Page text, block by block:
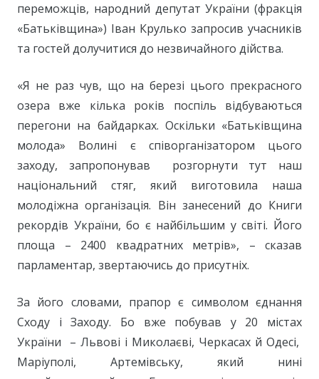
переможців, народний депутат України (фракція
«Батьківщина») Іван Крулько запросив учасників
та гостей долучитися до незвичайного дійства.
«Я не раз чув, що на березі цього прекрасного
озера вже кілька років поспіль відбуваються
перегони на байдарках. Оскільки «Батьківщина
молода» Волині є співорганізатором цього
заходу, запропонував розгорнути тут наш
національний стяг, який виготовила наша
молодіжна організація. Він занесений до Книги
рекордів України, бо є найбільшим у світі. Його
площа – 2400 квадратних метрів», – сказав
парламентар, звертаючись до присутніх.
За його словами, прапор є символом єднання
Сходу і Заходу. Бо вже побував у 20 містах
України – Львові і Миколаєві, Черкасах й Одесі,
Маріуполі, Артемівську, який нині